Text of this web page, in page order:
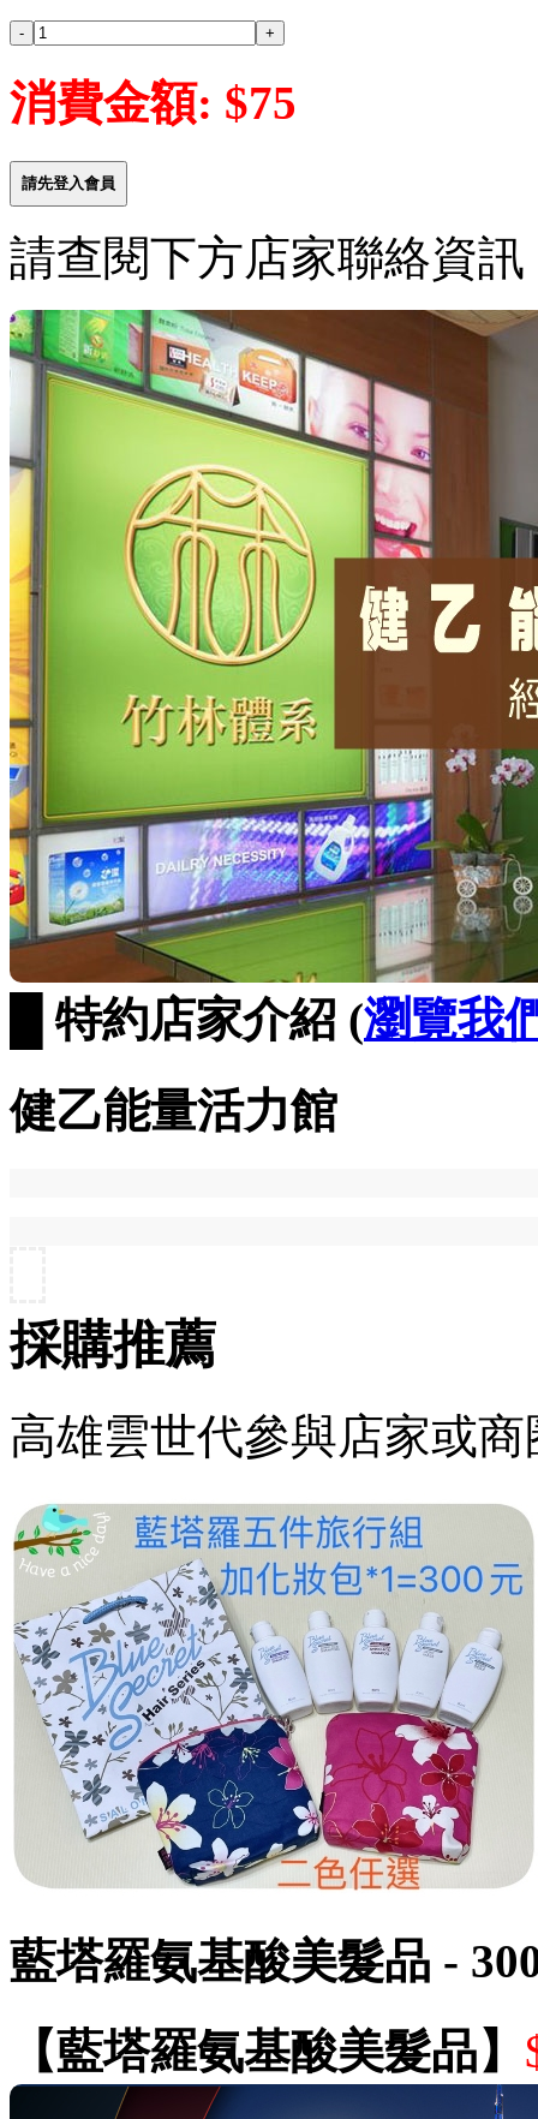
消費金額: $75
請先登入會員
請查閱下方店家聯絡資
█ 特約店家介紹 (瀏覽我
健乙能量活力館
採購推薦
高雄雲世代參與店家或
藍塔羅氨基酸美髮品 -
【藍塔羅氨基酸美髮品】